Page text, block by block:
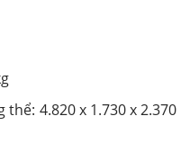
4.820 x 1.730 x 2.370